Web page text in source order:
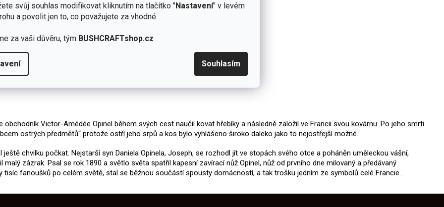
svůj souhlas modifikovat kliknutím na tlačítko "Nastavení" v levém
a povolit jen to, co považujete za vhodné.
za vaši důvěru, tým BUSHCRAFTshop.cz
Souhlasím
Victor-Amédée Opinel během svých cest naučil kovat hřebíky a následně založil ve Francii svou kovárnu. Po jeho smrti
ostrých předmětů“ protože ostří jeho srpů a kos bylo vyhlášeno široko daleko jako to nejostřejší možné.
chvilku počkat. Nejstarší syn Daniela Opinela, Joseph, se rozhodl jít ve stopách svého otce a poháněn uměleckou vášní,
zázrak. Psal se rok 1890 a světlo světa spatřil kapesní zavírací nůž Opinel, nůž od prvního dne milovaný a předávaný
tisíc fanoušků po celém světě, stal se běžnou součástí spousty domácností, a tak trošku jedním ze symbolů celé Francie…